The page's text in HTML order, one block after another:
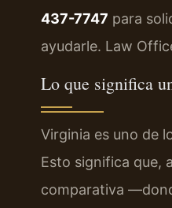
437-7747 para
ayudarle. Law
Lo que significa
Virginia es uno de
Esto significa que,
comparativa